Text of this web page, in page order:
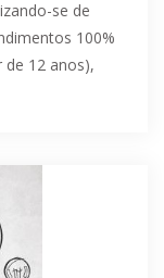
vida. Propõe
se de
100%
12 anos),